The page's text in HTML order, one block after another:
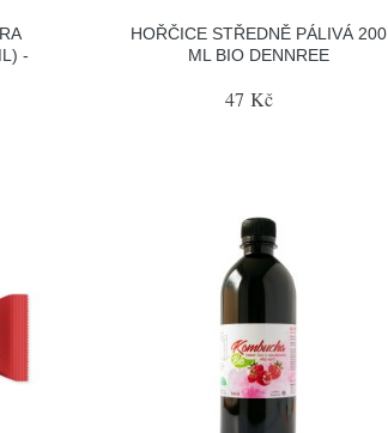
-
HOŘČICE STŘEDNĚ PÁLIVÁ 200
ML BIO DENNREE
47 Kč